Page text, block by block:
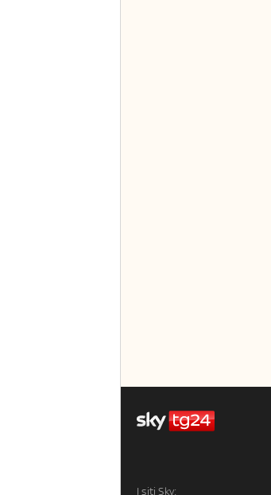
I siti Sky: